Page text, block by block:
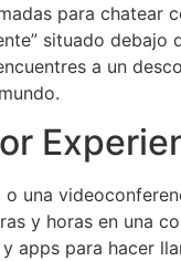
para chatear
situado
a un
una
y horas en una
apps para hacer